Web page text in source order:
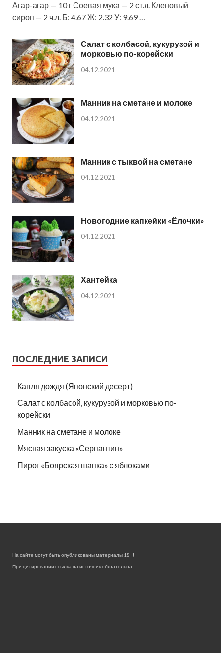
Агар-агар — 10 г Соевая мука — 2 ст.л. Кленовый
сироп — 2 ч.л. Б: 4.67 Ж: 2.32 У: 9.69 …
Салат с колбасой, кукурузой и
морковью по-корейски
04.12.2021
Манник на сметане и молоке
04.12.2021
Манник с тыквой на сметане
04.12.2021
Новогодние капкейки «Ёлочки»
04.12.2021
Хантейка
04.12.2021
ПОСЛЕДНИЕ ЗАПИСИ
Капля дождя (Японский десерт)
Салат с колбасой, кукурузой и морковью по-
корейски
Манник на сметане и молоке
Мясная закуска «Серпантин»
Пирог «Боярская шапка» с яблоками
На сайте могут быть опубликованы материалы 18+!
При цитировании ссылка на источник обязательна.